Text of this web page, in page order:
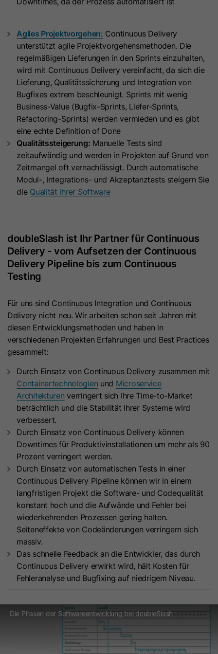
Agiles Projektvorgehen: Continuous Delivery
unterstützt agile Projektvorgehensmethoden. Die
regelmäßigen Lieferungen in den Sprints einzuhalten,
wird mit Continuous Delivery vereinfacht, da sich die
Lieferung, Qualitätssicherung und Integration von
Bugfixes extrem beschleunigt. Sprints mit wenig
Business-Value (Bugfix-Sprints, Liefer-Sprints,
Refactoring-Sprints) werden vermieden und es gibt
eine echte Definition of Done
Qualitätssteigerung: Manuelle Tests sind
zeitaufwändig und werden in Projekten auf Grund von
Zeitmangel oft vernachlässigt. Durch automatische
Modul-, Integrations- und Akzeptanztests steigern Sie
die Qualität ihrer Software
doubleSlash ist Ihr Partner für Continuous
Delivery - vom Aufsetzen der Continuous
Delivery Pipeline bis zum Continuous
Testing
Für uns sind Continuous Integration und Continuous
Delivery nicht neu. Wir arbeiten schon seit Jahren mit
diesen Entwicklungsmethoden und haben in
verschiedenen Projekten Erfahrungen und Best Practices
gesammelt:
Durch Einsatz von Continuous Delivery zusammen mit
Containertechnologien und Microservice
Architekturen verringert sich Ihre Time-to-Market
beträchtlich und die Stabilität Ihrer Systeme wird
verbessert.
Durch Einsatz von Continuous Delivery können
Downtimes für Produktivinstallationen um mehr als 90
Prozent verringert werden.
Durch Einsatz von automatischen Tests in einer
Continuous Delivery Pipeline können wir in einem
langfristigen Projekt die Software- und Codequalität
konstant hoch und die Aufwände und Fehler bei
wiederkehrenden Prozessen gering halten.
Seiteneffekte von Codeänderungen verringern sich
massiv.
Das schnelle Feedback an die Entwickler, das durch
Continuous Delivery erwirkt wird, hält Kosten für
Fehleranalyse und Bugfixing auf niedrigem Niveau.
Die Phasen der Softwareentwicklung bei doubleSlash
Anbieter .c.bing.com
Laufzeit
Zweck
Dieses von Bing gesetzte Cookie wird
verwendet, um Benutzerinformationen
für Analysezwecke zu sammeln.
Name bcookie
Anbieter LinkedIn
Laufzeit 1 Jahr
Dieses Cookie zur Browser-Kennung
dient der eindeutigen Identifizierung
von Geräten, die auf LinkedIn
Diagnosezwecken.
Name bscookie
Laufzeit 1 Jahr
Zweck
Dieses Cookie merkt sich, dass ein
eingeloggter Nutzer mit der Zwei-
wurde und sich zuvor eingeloggt hat.
Name JSESSIONID
Anbieter LinkedIn
Laufzeit Session
Zweck
Dieses Cookie wird zum Schutz vor
CSRF (Cross Site Request Forgery)
und zur Validierung von URL-
Signaturen verwendet.
Name
Anbieter LinkedIn
Dieses Cookie speichert die
Spracheinstellung eines Benutzers und
sorgt dafür, dass LinkedIn.com in der
Sprache angezeigt wird, die der
Name hs-messages-is-open
Anbieter HubSpot
Laufzeit 30 Minuten
Zweck
Mit diesem Cookie wird ermittelt
und gespeichert, ob das Chat-
Widget bei künftigen Besuchen
geöffnet ist. Es wird im Browser
Ihres Besuchers gesetzt, wenn er
einen neuen Chat startet, und
zurückgesetzt, um das Widget nach
30 Minuten Inaktivität wieder zu
Name
hs-messages-hide-welcome-
message
Laufzeit 1 Tag
Dieses Cookie sorgt dafür, dass die
Willkommensnachricht nach dem
wieder angezeigt wird. Es enthält
den booleschen Wert Wahr oder
Falsch.
Name
Anbieter HubSpot
Laufzeit 1 Jahr
Zweck
Dieses Cookie wird gesetzt, wenn
Besucher sich bei einer von HubSpot
gehosteten Website anmelden. Es
enthält verschlüsselte Daten, die den
identifizieren, wenn er gerade
angemeldet ist.
HubSpot
Es läuft am Ende der Sitzung ab.